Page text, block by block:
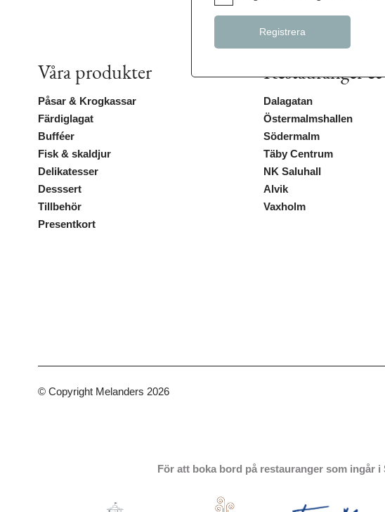
Våra produkter
Påsar & Krogkassar
Färdiglagat
Bufféer
Fisk & skaldjur
Delikatesser
Desssert
Tillbehör
Presentkort
Restauranger
Dalagatan
Östermalmshallen
Södermalm
Täby Centrum
NK Saluhall
Alvik
Vaxholm
© Copyright Melanders 2026
För att boka bord på restauranger som ingår